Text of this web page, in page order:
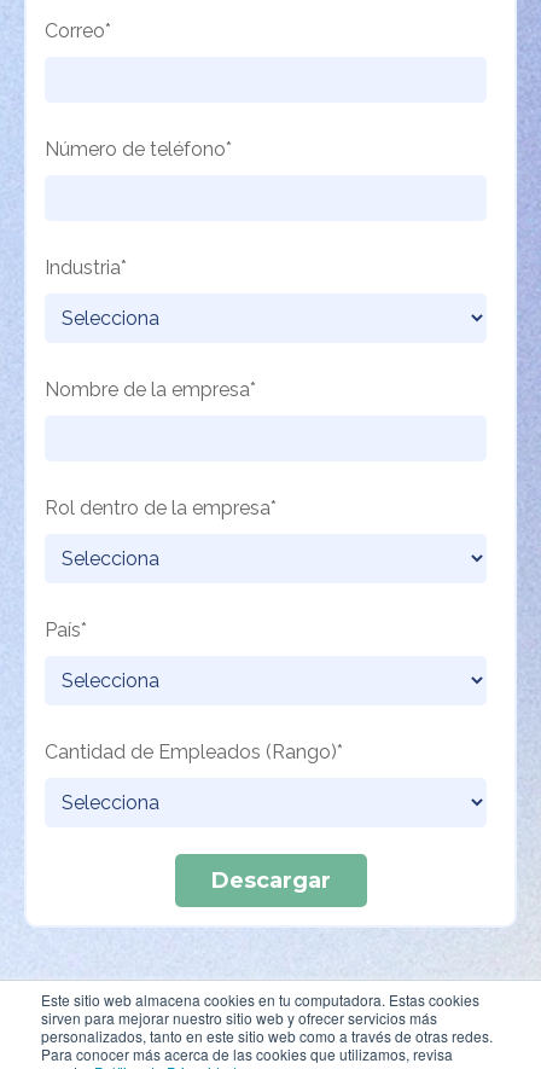
Este sitio web almacena cookies en tu computadora. Estas cookies
sirven para mejorar nuestro sitio web y ofrecer servicios más
personalizados, tanto en este sitio web como a través de otras redes.
Para conocer más acerca de las cookies que utilizamos, revisa
Correo*
Número de teléfono*
Industria*
Nombre de la empresa*
Rol dentro de la empresa*
País*
Cantidad de Empleados (Rango)*